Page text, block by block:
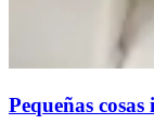
Pequeñas